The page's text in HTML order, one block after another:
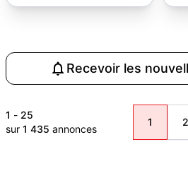
Recevoir les
1 - 25
sur 1 435 annonces
1 2